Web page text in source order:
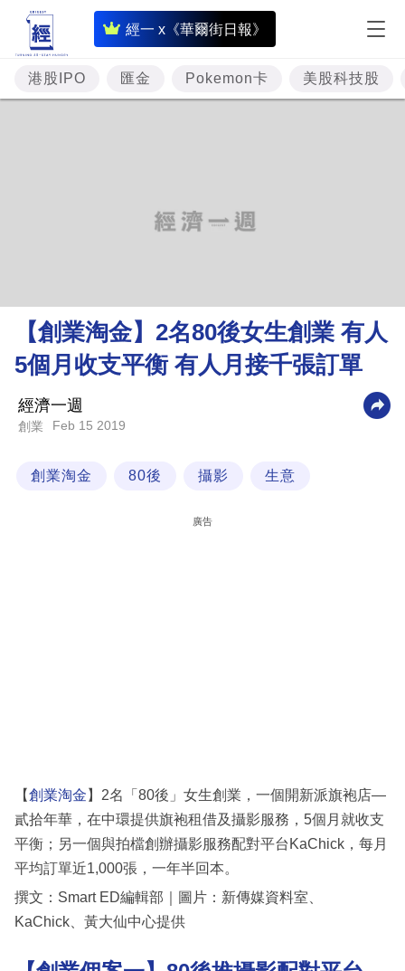
經一 x《華爾街日報》
即
時
財
經
理
財
商
科
區
港股IPO 匯金 Pokemon卡 美股科技股
【創業淘金】2名80後女生創業 有人
5個月收支平衡 有人月接千張訂單
經濟一週
創業 Feb 15 2019
創業淘金 80後 攝影 生意
廣告
【創業淘金 】2名「80後」女生創業，一個開新派旗袍店—
貳拾年華，在中環提供旗袍租借及攝影服務，5個月就收支
平衡；另一個與拍檔創辦攝影服務配對平台KaChick，每月
平均訂單近1,000張，一年半回本。
撰文：Smart ED編輯部｜圖片：新傳媒資料室、
KaChick、黃大仙中心提供